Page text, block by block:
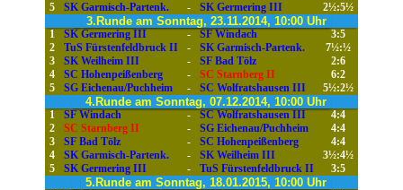
5
SK Garmisch-Partenk. - SK Germering III 2½:5½
3.Runde am Sonntag, 23.11.2014, 10:00 Uhr
1 SK Germering III - SF Windach
3:5
2
TuS Fürstenfeldbruck II - SK Garmisch-Partenk.
7½:½
3
SK Weilheim III - SF Bad Tölz
2:6
4
SC Hohenpeißenberg - SC Starnberg II
6:2
5
SG Eichenau/Puchheim - SC Wolfratshausen III 5½:2½
4.Runde am Sonntag, 07.12.2014, 10:00 Uhr
1 SF Windach - SC Wolfratshausen III
4:4
2
SC Starnberg II - SG Eichenau/Puchheim
4:4
3
SF Bad Tölz - SC Hohenpeißenberg
4:4
4
SK Garmisch-Partenk. - SK Weilheim III
3½:4½
5
SK Germering III - TuS Fürstenfeldbruck II 3:5
5.Runde am Sonntag, 18.01.2015, 10:00 Uhr